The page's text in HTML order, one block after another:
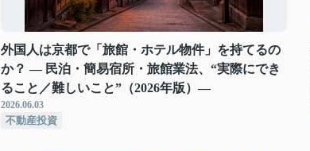
外国人は京都で「旅館・ホテル物件」を持てるの
か？ ― 民泊・簡易宿所・旅館業法、“実際にでき
ること／難しいこと”（2026年版）―
2026.06.03
不動産投資